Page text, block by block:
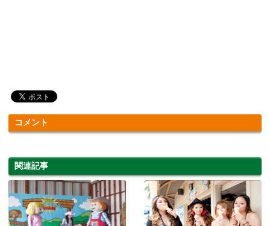
コメント
関連記事